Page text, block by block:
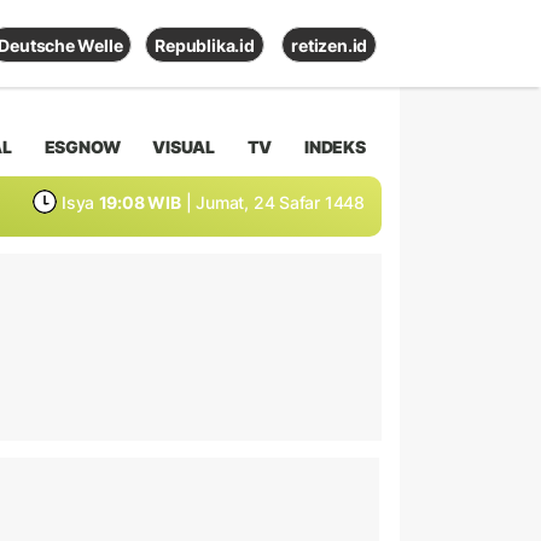
Deutsche Welle Republika.id retizen.id
ESGNOW VISUAL TV INDEKS
Isya 19:08 WIB | Jumat, 24 Safar 1448